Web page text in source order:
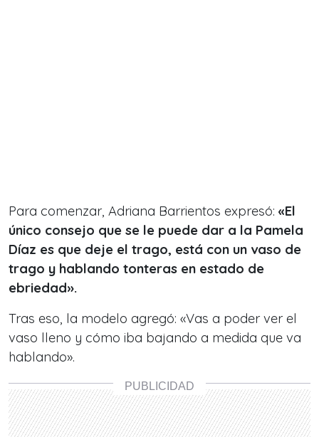
Para comenzar, Adriana Barrientos expresó: «El
único consejo que se le puede dar a la Pamela
Díaz es que deje el trago, está con un vaso de
trago y hablando tonteras en estado de
ebriedad».
Tras eso, la modelo agregó: «Vas a poder ver el
vaso lleno y cómo iba bajando a medida que va
hablando».